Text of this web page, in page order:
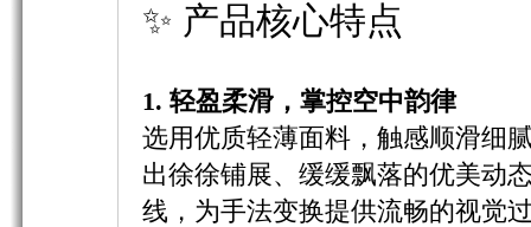
✨ 产品核心特点
1. 轻盈柔滑，掌控空中韵律
选用优质轻薄面料，触感顺滑细
出徐徐铺展、缓缓飘落的优美动
线，为手法变换提供流畅的视觉